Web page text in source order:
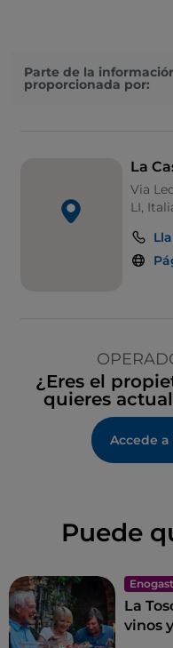
Parte de la
proporcionada por:
La
Via
LI,
¿Eres el
quieres
Accede
Puede
La
vinos